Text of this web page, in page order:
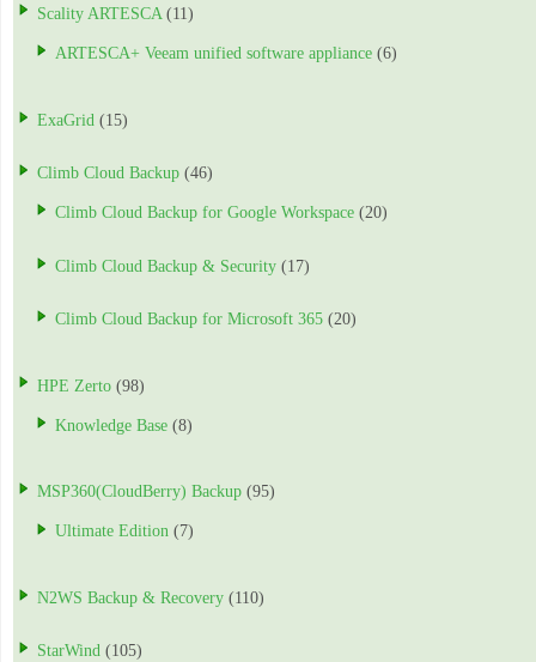
Scality ARTESCA (11)
ARTESCA+ Veeam unified software appliance (6)
ExaGrid (15)
Climb Cloud Backup (46)
Climb Cloud Backup for Google Workspace (20)
Climb Cloud Backup & Security (17)
Climb Cloud Backup for Microsoft 365 (20)
HPE Zerto (98)
Knowledge Base (8)
MSP360(CloudBerry) Backup (95)
Ultimate Edition (7)
N2WS Backup & Recovery (110)
StarWind (105)